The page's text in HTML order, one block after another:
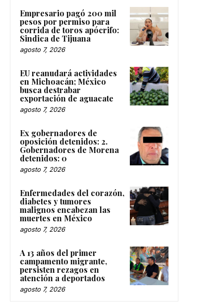
Empresario pagó 200 mil
pesos por permiso para
corrida de toros apócrifo:
Sindica de Tijuana
agosto 7, 2026
EU reanudará actividades
en Michoacán; México
busca destrabar
exportación de aguacate
agosto 7, 2026
Ex gobernadores de
oposición detenidos: 2.
Gobernadores de Morena
detenidos: 0
agosto 7, 2026
Enfermedades del corazón,
diabetes y tumores
malignos encabezan las
muertes en México
agosto 7, 2026
A 13 años del primer
campamento migrante,
persisten rezagos en
atención a deportados
agosto 7, 2026